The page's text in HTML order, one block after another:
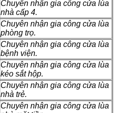
Chuyên nhận gia công cửa lùa
nhà cấp 4.
Chuyên nhận gia công cửa lùa
phòng trọ.
Chuyên nhận gia công cửa lùa
bệnh viện.
Chuyên nhận gia công cửa lùa
kéo sắt hộp.
Chuyên nhận gia công cửa lùa
nhà trẻ.
Chuyên nhận gia công cửa lùa